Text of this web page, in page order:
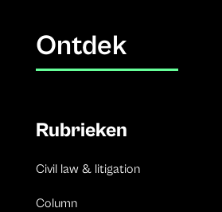
Ontdek
Rubrieken
Civil law & litigation
Column